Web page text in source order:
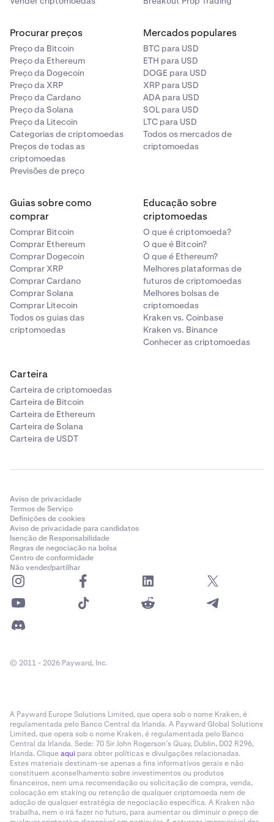
O desempenho passado não é indicativo de resultados
futuros. A negociação de moedas virtuais e futuros de
Bitcoin envolve riscos adicionais. Antes de negociar,
analise os avisos da CFTC e da NFA para compreender
tais riscos.
© 2025 NinjaTrader. Todos os direitos reservados.
NinjaTrader e o logótipo NinjaTrader. Reg. E.U.A. Pat. &
Tm. Off. Cliqueaquipara saber mais sobre negociação
de futuros nos EUA.
Procurar preços
Preço da Bitcoin
Preço da Ethereum
Preço da Dogecoin
Preço da XRP
Preço da Cardano
Preço da Solana
Preço da Litecoin
Categorias de criptomoedas
Preços de todas as
criptomoedas
Previsões de preço
Mercados populares
BTC para USD
ETH para USD
DOGE para USD
XRP para USD
ADA para USD
SOL para USD
LTC para USD
Todos os mercados de
criptomoedas
Guias sobre como
comprar
Comprar Bitcoin
Comprar Ethereum
Comprar Dogecoin
Comprar XRP
Comprar Cardano
Comprar Solana
Comprar Litecoin
Todos os guias das
criptomoedas
Educação sobre
criptomoedas
O que é criptomoeda?
O que é Bitcoin?
O que é Ethereum?
Melhores plataformas de
futuros de criptomoedas
Melhores bolsas de
criptomoedas
Kraken vs. Coinbase
Kraken vs. Binance
Conhecer as criptomoedas
Carteira
Carteira de criptomoedas
Carteira de Bitcoin
Carteira de Ethereum
Carteira de Solana
Carteira de USDT
Aviso de privacidade
Termos de Serviço
Definições de cookies
Aviso de privacidade para candidatos
Isenção de Responsabilidade
Regras de negociação na bolsa
Centro de conformidade
Não vender/partilhar
© 2011 - 2026 Payward, Inc.
A Payward Europe Solutions Limited, que opera sob o nome Kraken, é
regulamentada pelo Banco Central da Irlanda. A Payward Global Solutions
Limited, que opera sob o nome Kraken, é regulamentada pelo Banco
Central da Irlanda. Sede: 70 Sir John Rogerson’s Quay, Dublin, D02 R296,
Irlanda. Cliqueaqui para obter políticas e divulgações relacionadas.
Estes materiais destinam-se apenas a fins informativos gerais e não
constituem aconselhamento sobre investimentos ou produtos
financeiros, nem uma recomendação ou solicitação de compra, venda,
colocação em staking ou retenção de qualquer criptomoeda nem de
adoção de qualquer estratégia de negociação específica. A Kraken não
trabalha, nem o irá fazer no futuro, para aumentar ou diminuir o preço de